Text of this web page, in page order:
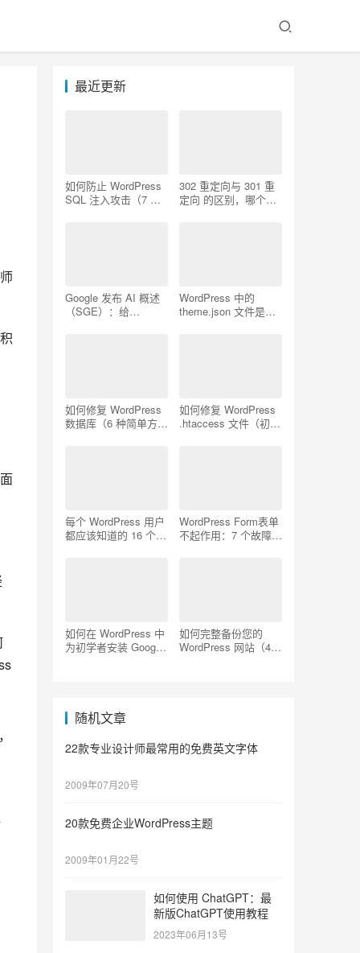
最近更新
如何防止 WordPress
SQL 注入攻击（7 个
302 重定向与 301 重
定向 的区别，哪个更
Google 发布 AI 概述
（SGE）：给
WordPress 中的
theme.json 文件是什
如何修复 WordPress
数据库（6 种简单方
如何修复 WordPress
.htaccess 文件（初学
每个 WordPress 用户
都应该知道的 16 个
WordPress Form表单
不起作用：7 个故障排
如何在 WordPress 中
为初学者安装 Google
如何完整备份您的
WordPress 网站（4
随机文章
22款专业设计师最常用的免费英文字体
2009年07月20号
20款免费企业WordPress主题
2009年01月22号
如何使用 ChatGPT：最
新版ChatGPT使用教程
2023年06月13号